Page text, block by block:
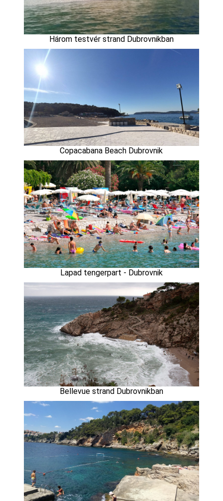
Három testvér strand Dubrovnikban
Copacabana Beach Dubrovnik
Lapad tengerpart - Dubrovnik
Bellevue strand Dubrovnikban